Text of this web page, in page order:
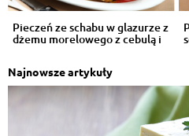
Pieczeń ze schabu w glazurze z
dżemu morelowego z cebulą i
Najnowsze artykuły